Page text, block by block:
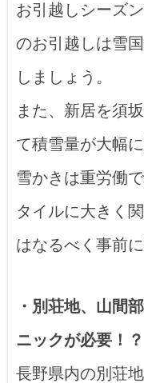
お引越しシーズ
のお引越しは雪
しましょう。
また、新居を須
て積雪量が大幅
雪かきは重労働
タイルに大きく
はなるべく事前
・別荘地、山間
ニックが必要！？
長野県内の別荘